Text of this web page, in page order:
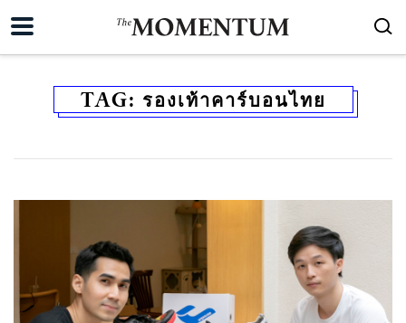
TAG: รองเท้าคาร์บอนไทย